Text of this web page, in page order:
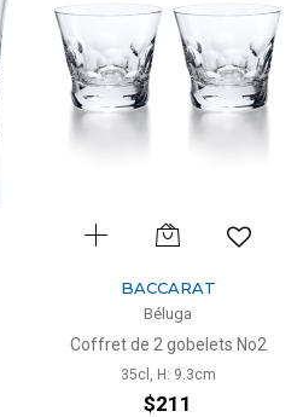
BACCARAT
Béluga
Coffret de 2 gobelets No2
35cl, H: 9.3cm
$211